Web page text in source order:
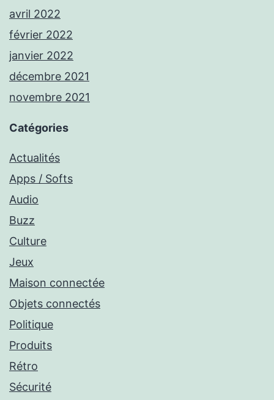
avril 2022
février 2022
janvier 2022
décembre 2021
novembre 2021
Catégories
Actualités
Apps / Softs
Audio
Buzz
Culture
Jeux
Maison connectée
Objets connectés
Politique
Produits
Rétro
Sécurité